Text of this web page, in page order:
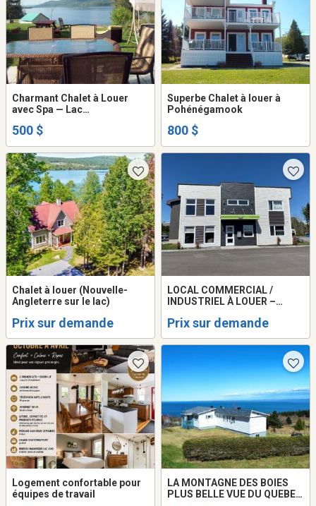
Charmant Chalet à Louer
avec Spa — Lac
500 $
Superbe Chalet à louer à
Pohénégamook
800 $
Chalet à louer (Nouvelle-
Angleterre sur le lac)
Prix sur demande
LOCAL COMMERCIAL /
INDUSTRIEL À LOUER –
Prix sur demande
Logement confortable pour
équipes de travail
LA MONTAGNE DES BOIES
PLUS BELLE VUE DU QUEBEC